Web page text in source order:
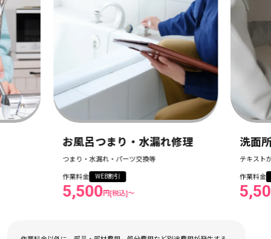
お風呂つまり・水漏れ修理
つまり・水漏れ・パーツ交換等
WEB割引
5,500円[税込]〜
洗面所つま
テキストが入ります
WEB割引
5,500円[税